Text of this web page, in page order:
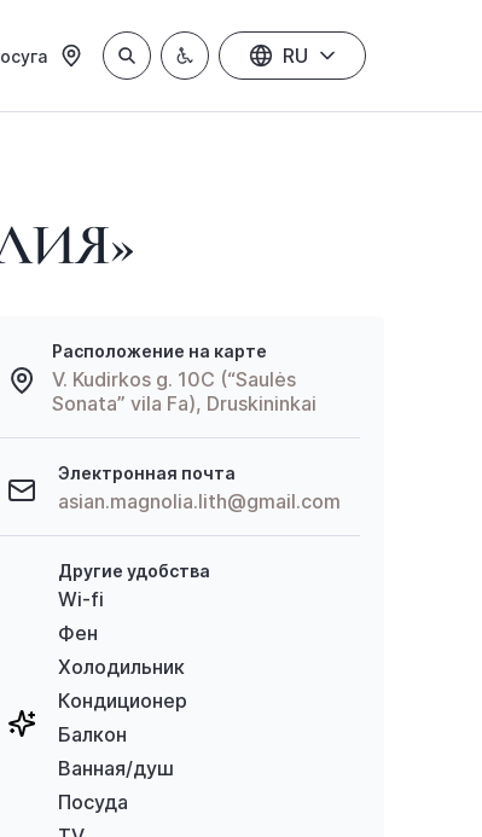
RU
Расположение на карте
V. Kudirkos g. 10C (“Saulės
Sonata” vila Fa), Druskininkai
Электронная почта
asian.magnolia.lith@gmail.com
Другие удобства
Wi-fi
Фен
Холодильник
Кондиционер
Балкон
Ванная/душ
Посуда